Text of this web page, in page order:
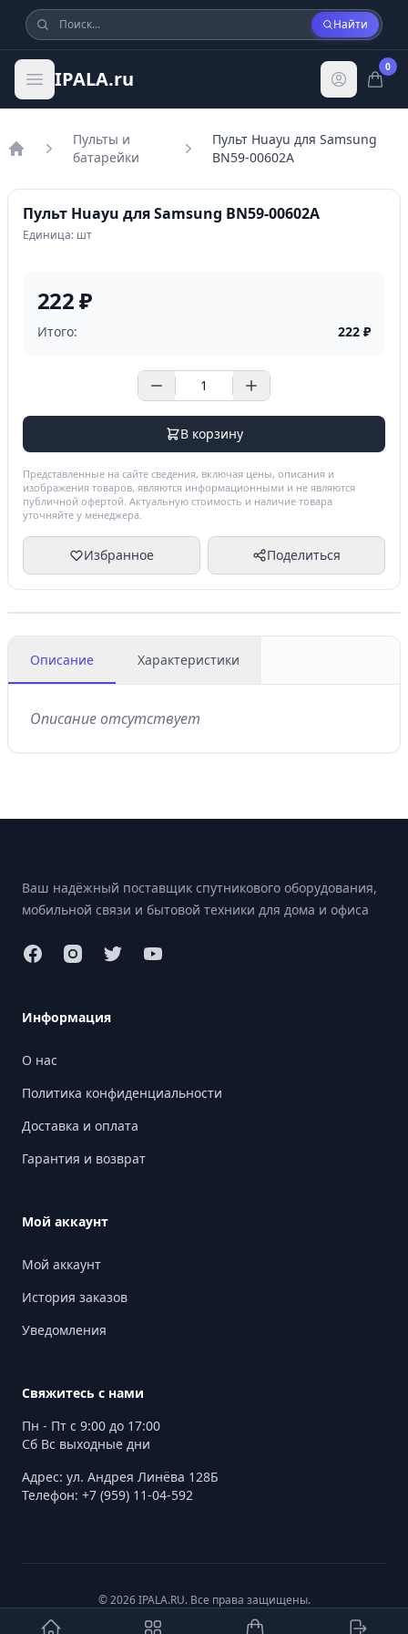
Найти
IPALA.ru
0
Пульты и
батарейки
Пульт Huayu для Samsung
BN59-00602A
Пульт Huayu для Samsung BN59-00602A
Единица: шт
222 ₽
Итого: 222 ₽
В корзину
Представленные на сайте сведения, включая цены, описания и
изображения товаров, являются информационными и не являются
публичной офертой. Актуальную стоимость и наличие товара
уточняйте у менеджера.
Избранное Поделиться
Описание Характеристики
Описание отсутствует
Ваш надёжный поставщик спутникового оборудования,
мобильной связи и бытовой техники для дома и офиса
Информация
О нас
Политика конфиденциальности
Доставка и оплата
Гарантия и возврат
Мой аккаунт
Мой аккаунт
История заказов
Уведомления
Свяжитесь с нами
Пн - Пт с 9:00 до 17:00
Сб Вс выходные дни
Адрес: ул. Андрея Линёва 128Б
Телефон: +7 (959) 11-04-592
© 2026 IPALA.RU. Все права защищены.